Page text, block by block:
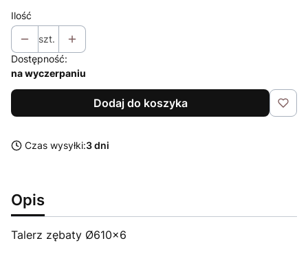
Ilość
szt.
Dostępność:
na wyczerpaniu
Dodaj do koszyka
Czas wysyłki:3 dni
Opis
Talerz zębaty Ø610x6